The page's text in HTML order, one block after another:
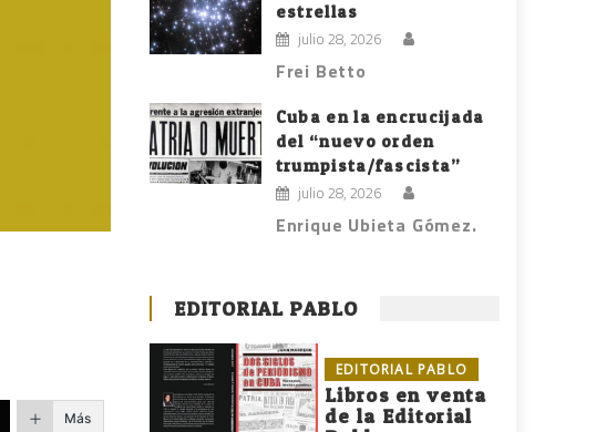
Más
estrellas
julio 28, 2026
Frei Betto
Cuba en la encrucijada
del “nuevo orden
trumpista/fascista”
julio 28, 2026
Enrique Ubieta Gómez.
EDITORIAL PABLO
EDITORIAL PABLO
Libros en venta
de la Editorial